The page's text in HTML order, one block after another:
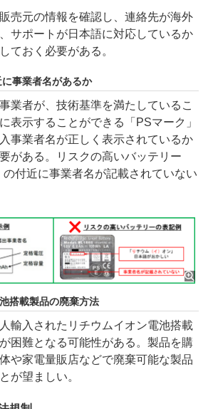
売元の情報を確認し、連絡先が海外
サポートが日本語に対応しているか
ておく必要がある。
に事業者名があるか
業者が、技術基準を満たしているこ
表示することができる「PSマーク」
事業者名が正しく表示されているか
がある。リスクの高いバッテリー
付近に事業者名が記載されていない
搭載製品の廃棄方法
輸入されたリチウムイオン電池搭載
困難となる可能性がある。製品を購
や家電量販店などで廃棄可能な製品
が望ましい。